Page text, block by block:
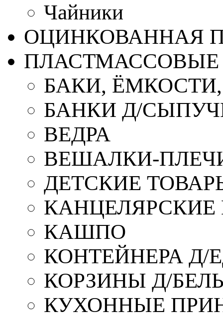
Чайники
ОЦИНКОВАННАЯ
ПЛАСТМАССОВЫЕ
БАКИ,
БАНКИ Д/
ВЕДРА
ВЕШАЛКИ-
ДЕТСКИЕ
КАШПО
КОНТЕЙНЕРА Д/
КОРЗИНЫ Д/
КУХОННЫЕ